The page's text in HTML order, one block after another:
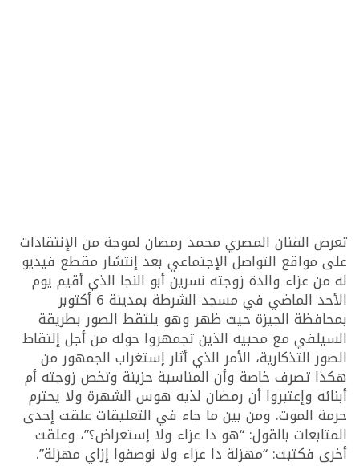
تعرض الفنان المصري محمد رمضان لموجة من الإنتقادات
على مواقع التواصل الإجتماعي بعد إنتشار مقطع فيديو
له من عزاء والدة زوجته نسرين أبو النجا الذي أقيم يوم
الأحد الماضي في مسجد الشرطة بمدينة 6 أكتوبر
بمحافظة الجيزة حيث ظهر وهو يلتقط الصور بطريقة
السيلفي مع محبيه الذين تجمهروا حوله من أجل إلتقاط
الصور التذكارية، الأمر الذي أثار إستغراب الجمهور من
هكذا تصرف خاصة وأن المناسبة حزينة وتخص زوجته أم
أبنائه وإعتبروا أن رمضان لذيه هوس الشهرة ولا يحترم
حرمة الموت. ومن بين ما جاء في التعليقات علقت إحدى
المتابعات بالقول: “هو دا عزاء ولا إستعراض؟”، وعلقت
أخرى فكتبت: “مهزلة دا عزاء ولا نوصفوا إزاي مهزلة”.